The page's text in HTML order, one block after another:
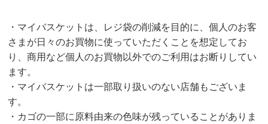
・マイバスケットは、レジ袋の削減を目的に、個人のお客
さまが日々のお買物に使っていただくことを想定してお
り、商用など個人のお買物以外でのご利用はお断りしてい
ます。
・マイバスケットは一部取り扱いのない店舗もございま
す。
・カゴの一部に原料由来の色味が残っていることがありま